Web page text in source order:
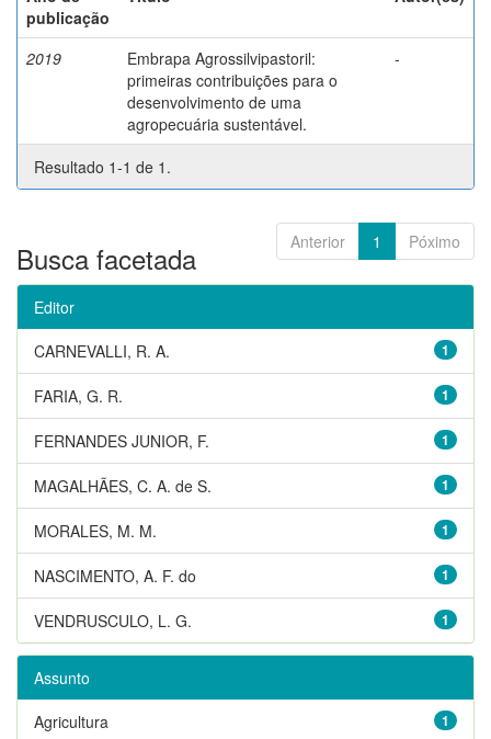
publicação
2019
Embrapa Agrossilvipastoril:
primeiras contribuições para o
desenvolvimento de uma
agropecuária sustentável.
-
Resultado 1-1 de 1.
Anterior 1 Póximo
Busca facetada
Editor
1
CARNEVALLI, R. A.
1
FARIA, G. R.
1
FERNANDES JUNIOR, F.
1
MAGALHÃES, C. A. de S.
1
MORALES, M. M.
1
NASCIMENTO, A. F. do
1
VENDRUSCULO, L. G.
Assunto
1
Agricultura